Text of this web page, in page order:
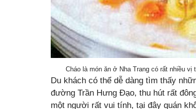
Cháo là món ăn ở Nha Trang có rất nhiều
Du khách có thể dễ dàng tìm thấy
đường Trần Hưng Đạo, thu hút rất
một người rất vui tính, tại đây quán